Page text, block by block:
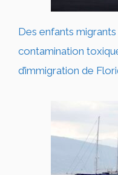
Des enfants
contamination
d’immigration de